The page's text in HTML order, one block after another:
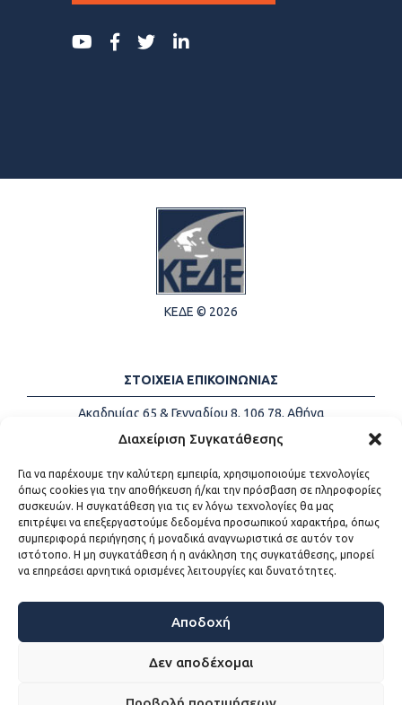
Διαχείριση Συγκατάθεσης
Για να παρέχουμε την καλύτερη εμπειρία, χρησιμοποιούμε τεχνολογίες
όπως cookies για την αποθήκευση ή/και την πρόσβαση σε πληροφορίες
συσκευών. Η συγκατάθεση για τις εν λόγω τεχνολογίες θα μας
επιτρέψει να επεξεργαστούμε δεδομένα προσωπικού χαρακτήρα, όπως
συμπεριφορά περιήγησης ή μοναδικά αναγνωριστικά σε αυτόν τον
ιστότοπο. Η μη συγκατάθεση ή η ανάκληση της συγκατάθεσης, μπορεί
να επηρεάσει αρνητικά ορισμένες λειτουργίες και δυνατότητες.
Αποδοχή
Δεν αποδέχομαι
ΚΕΔΕ © 2026
ΣΤΟΙΧΕΙΑ ΕΠΙΚΟΙΝΩΝΙΑΣ
Ακαδημίας 65 & Γενναδίου 8, 106 78, Αθήνα
Τηλέφωνα:
+30 213-2147500
Email:
info@kede.gr
ΧΡΗΣΙΜΟΙ ΣΥΝΔΕΣΜΟΙ
Η ΚΕΔΕ
Sitemap
Προσβασιμότητα
Όροι χρήσης